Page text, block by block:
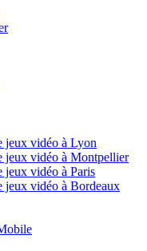
jeux vidéo à Lyon
jeux vidéo à Montpellier
jeux vidéo à Paris
jeux vidéo à Bordeaux